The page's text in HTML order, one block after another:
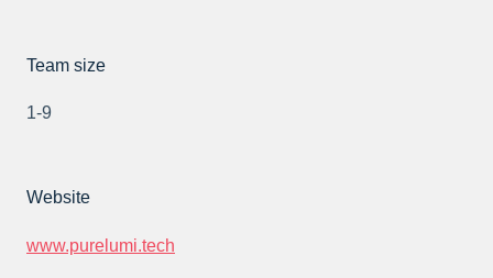
Team size
1-9
Website
www.purelumi.tech